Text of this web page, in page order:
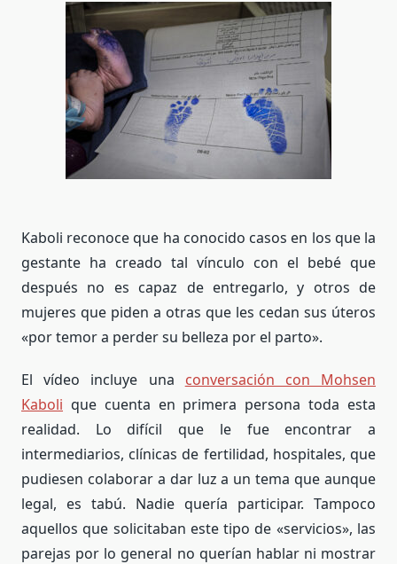
Kaboli reconoce que ha conocido casos en los que la
gestante ha creado tal vínculo con el bebé que
después no es capaz de entregarlo, y otros de
mujeres que piden a otras que les cedan sus úteros
«por temor a perder su belleza por el parto».
El vídeo incluye una conversación con Mohsen
Kaboli que cuenta en primera persona toda esta
realidad. Lo difícil que le fue encontrar a
intermediarios, clínicas de fertilidad, hospitales, que
pudiesen colaborar a dar luz a un tema que aunque
legal, es tabú. Nadie quería participar. Tampoco
aquellos que solicitaban este tipo de «servicios», las
parejas por lo general no querían hablar ni mostrar